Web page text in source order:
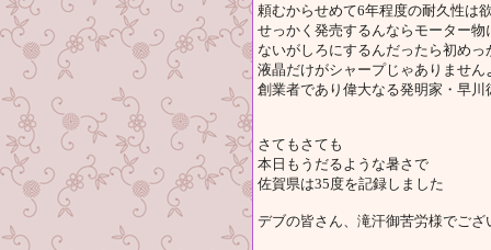
頼むからせめて6年程度の耐久性は
せっかく発売するんならモーター
ないがしろにするんだったら初め
液晶だけがシャープじゃありません
創業者であり偉大なる発明家・早
さてもさても
本日もうだるような暑さで
佐賀県は35度を記録しました
デブの皆さん、滝汗御苦労様でござ